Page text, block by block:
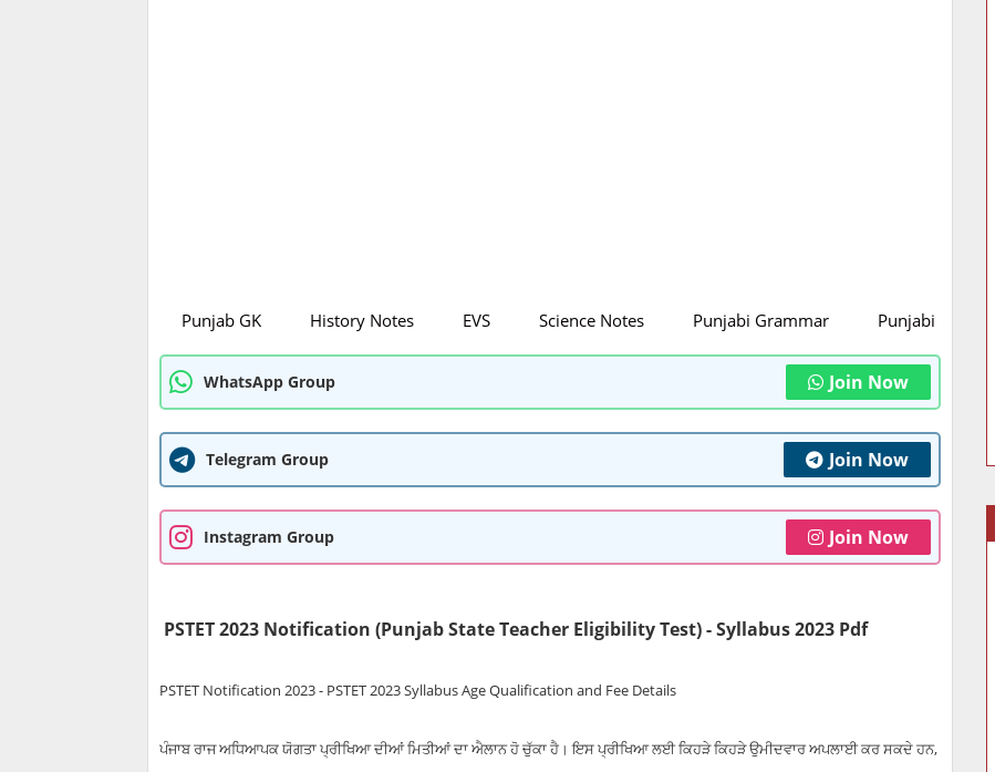
Punjab GK History Notes EVS Science Notes Punjabi Grammar Punjabi Litrature
WhatsApp Group Join Now
Telegram Group Join Now
Instagram Group Join Now
PSTET 2023 Notification (Punjab State Teacher Eligibility Test) - Syllabus 2023 Pdf
PSTET Notification 2023 - PSTET 2023 Syllabus Age Qualification and Fee Details
ਪੰਜਾਬ ਰਾਜ ਅਧਿਆਪਕ ਯੋਗਤਾ ਪ੍ਰੀਖਿਆ ਦੀਆਂ ਮਿਤੀਆਂ ਦਾ ਐਲਾਨ ਹੋ ਚੁੱਕਾ ਹੈ। ਇਸ ਪ੍ਰੀਖਿਆ ਲਈ ਕਿਹੜੇ ਕਿਹੜੇ ਉਮੀਦਵਾਰ ਅਪਲਾਈ ਕਰ ਸਕਦੇ ਹਨ,